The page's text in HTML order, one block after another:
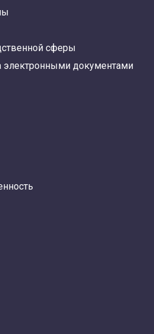
сферы
электронными документами